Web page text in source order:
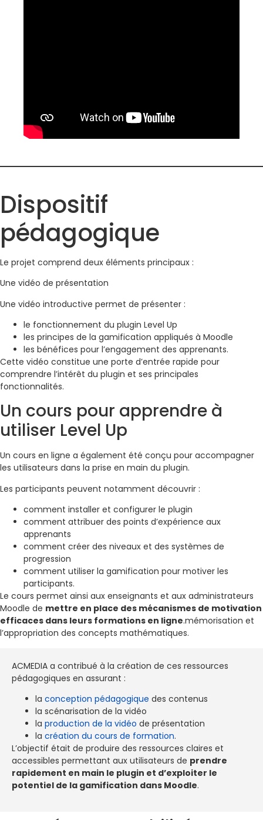
Dispositif
pédagogique
Le projet comprend deux éléments principaux :
Une vidéo de présentation
Une vidéo introductive permet de présenter :
le fonctionnement du plugin Level Up
les principes de la gamification appliqués à Moodle
les bénéfices pour l’engagement des apprenants.
Cette vidéo constitue une porte d’entrée rapide pour
comprendre l’intérêt du plugin et ses principales
fonctionnalités.
Un cours pour apprendre à
utiliser Level Up
Un cours en ligne a également été conçu pour accompagner
les utilisateurs dans la prise en main du plugin.
Les participants peuvent notamment découvrir :
comment installer et configurer le plugin
comment attribuer des points d’expérience aux
apprenants
comment créer des niveaux et des systèmes de
progression
comment utiliser la gamification pour motiver les
participants.
Le cours permet ainsi aux enseignants et aux administrateurs
Moodle de mettre en place des mécanismes de motivation
efficaces dans leurs formations en ligne.mémorisation et
l’appropriation des concepts mathématiques.
ACMEDIA a contribué à la création de ces ressources
pédagogiques en assurant :
la conception pédagogique des contenus
la scénarisation de la vidéo
la production de la vidéo de présentation
la création du cours de formation.
L’objectif était de produire des ressources claires et
accessibles permettant aux utilisateurs de prendre
rapidement en main le plugin et d’exploiter le
potentiel de la gamification dans Moodle.